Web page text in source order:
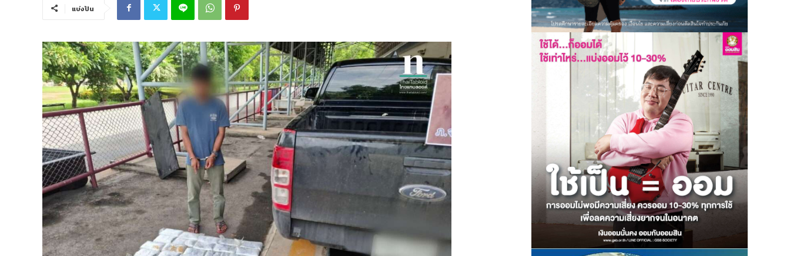
แบ่งปัน